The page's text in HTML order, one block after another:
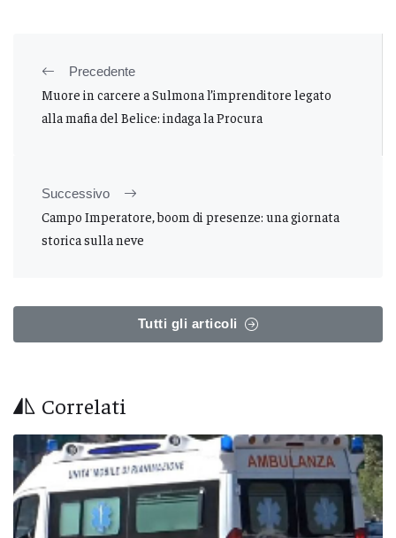
Precedente
Muore in carcere a Sulmona l’imprenditore legato
alla mafia del Belice: indaga la Procura
Successivo
Campo Imperatore, boom di presenze: una giornata
storica sulla neve
Tutti gli articoli
Correlati